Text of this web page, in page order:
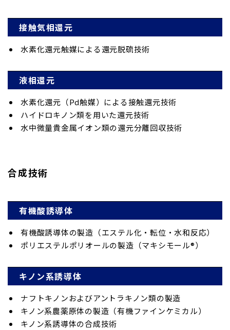
接触気相還元
水素化還元触媒による還元脱硫技術
液相還元
水素化還元（Pd触媒）による接触還元技術
ハイドロキノン類を用いた還元技術
水中微量貴金属イオン類の還元分離回収技術
合成技術
有機酸誘導体
有機酸誘導体の製造（エステル化・転位・水和反応）
ポリエステルポリオールの製造（マキシモール®）
キノン系誘導体
ナフトキノンおよびアントラキノン類の製造
キノン系農薬原体の製造（有機ファインケミカル）
キノン系誘導体の合成技術